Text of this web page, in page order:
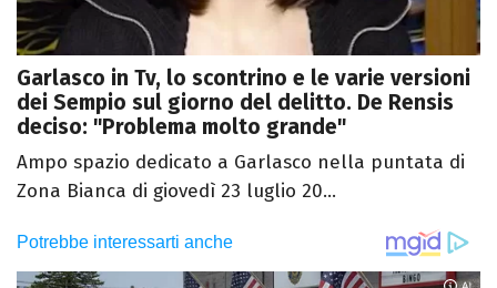
Garlasco in Tv, lo scontrino e le varie versioni
dei Sempio sul giorno del delitto. De Rensis
deciso: "Problema molto grande"
Ampo spazio dedicato a Garlasco nella puntata di
Zona Bianca di giovedì 23 luglio 20...